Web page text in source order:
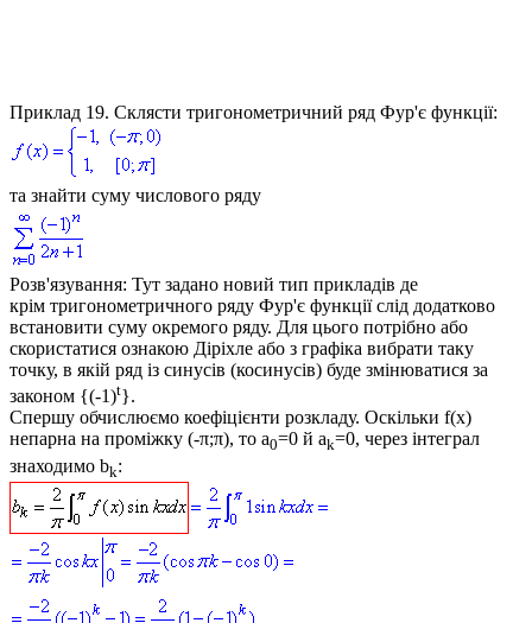
Приклад 19. Склясти тригонометричний ряд Фур'є функції:
та знайти суму числового ряду
Розв'язування: Тут задано новий тип прикладів де
крім тригонометричного ряду Фур'є функції слід додатково
встановити суму окремого ряду. Для цього потрібно або
скористатися ознакою Діріхле або з графіка вибрати таку
точку, в якій ряд із синусів (косинусів) буде змінюватися за
законом {(-1)t}.
Спершу обчислюємо коефіцієнти розкладу. Оскільки f(x)
непарна на проміжку (-π;π), то a0=0 й ak=0, через інтеграл
знаходимо bk: